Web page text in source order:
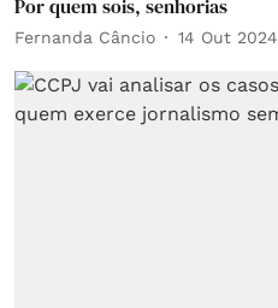
Por quem sois, senhorias
Fernanda Câncio 14 Out 2024